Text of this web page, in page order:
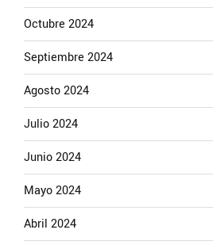
Octubre 2024
Septiembre 2024
Agosto 2024
Julio 2024
Junio 2024
Mayo 2024
Abril 2024